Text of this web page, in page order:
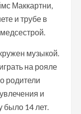
Маккартни,
и трубе в
музыкой.
на рояле
родители
и
было 14 лет.